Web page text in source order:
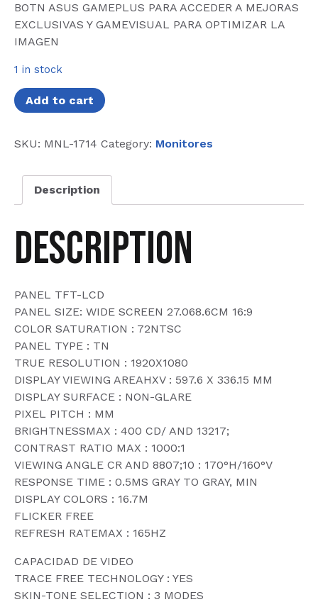
BOTN ASUS GAMEPLUS PARA ACCEDER A MEJORAS
EXCLUSIVAS Y GAMEVISUAL PARA OPTIMIZAR LA
IMAGEN
1 in stock
Add to cart
SKU: MNL-1714 Category: Monitores
Description
Description
PANEL TFT-LCD
PANEL SIZE: WIDE SCREEN 27.068.6CM 16:9
COLOR SATURATION : 72NTSC
PANEL TYPE : TN
TRUE RESOLUTION : 1920X1080
DISPLAY VIEWING AREAHXV : 597.6 X 336.15 MM
DISPLAY SURFACE : NON-GLARE
PIXEL PITCH : MM
BRIGHTNESSMAX : 400 CD/ AND 13217;
CONTRAST RATIO MAX : 1000:1
VIEWING ANGLE CR AND 8807;10 : 170°H/160°V
RESPONSE TIME : 0.5MS GRAY TO GRAY, MIN
DISPLAY COLORS : 16.7M
FLICKER FREE
REFRESH RATEMAX : 165HZ
CAPACIDAD DE VIDEO
TRACE FREE TECHNOLOGY : YES
SKIN-TONE SELECTION : 3 MODES